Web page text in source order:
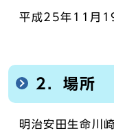
平成25年11月
2．場所
明治安田生命川